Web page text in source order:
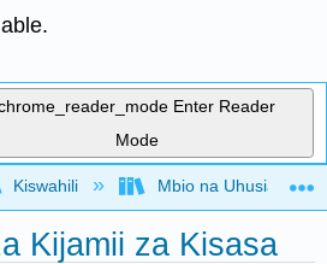
Enter Reader
Mode
global hierarchy
Kiswahili Mbio na Uhusiano
Kijamii za Kisasa